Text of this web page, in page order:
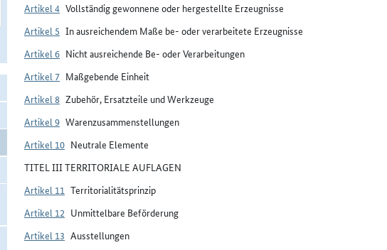
Artikel 4 Vollständig gewonnene oder hergestellte Erzeugnisse
Artikel 5 In ausreichendem Maße be- oder verarbeitete Erzeugnisse
Artikel 6 Nicht ausreichende Be- oder Verarbeitungen
Artikel 7 Maßgebende Einheit
Artikel 8 Zubehör, Ersatzteile und Werkzeuge
Artikel 9 Warenzusammenstellungen
Artikel 10 Neutrale Elemente
TITEL III TERRITORIALE AUFLAGEN
Artikel 11 Territorialitätsprinzip
Artikel 12 Unmittelbare Beförderung
Artikel 13 Ausstellungen